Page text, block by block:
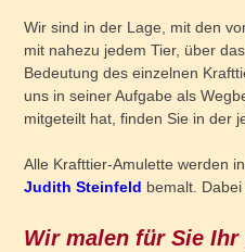
Wir sind in der Lage, mit den
mit nahezu jedem Tier, über
Bedeutung des einzelnen
uns in seiner Aufgabe als
mitgeteilt hat, finden Sie in der
Alle Krafttier-Amulette werden
Judith Steinfeld bemalt.
Wir malen für Sie